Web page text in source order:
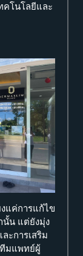
คโนโลยีและ
แค่การแก้ไข
นั้น แต่ยังมุ่ง
ะการเสริม
ทีมแพทย์ผู้